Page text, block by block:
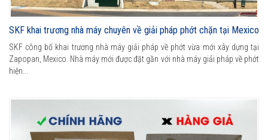
SKF khai trương nhà máy chuyên về giải pháp phớt chặn tại Mexico
SKF công bố khai trương nhà máy giải pháp về phớt vừa mới xây dựng tại
Zapopan, Mexico. Nhà máy mới được đặt gần với nhà máy giải pháp về phớt
hiện...